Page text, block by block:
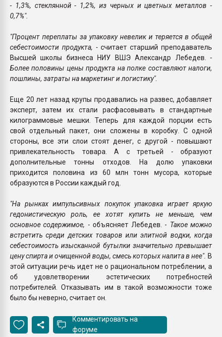
- 1,3%, стеклянной - 1,2%, из черных и цветных металлов -
0,7%".
"Процент переплаты за упаковку невелик и теряется в общей
себестоимости продукта, - считает старший преподаватель
Высшей школы бизнеса НИУ ВШЭ Александр Лебедев. -
Более половины цены продукта на полке составляют налоги,
пошлины, затраты на маркетинг и логистику".
Еще 20 лет назад крупы продавались на развес, добавляет
эксперт, затем их стали расфасовывать в стандартные
килограммовые мешки. Теперь для каждой порции есть
свой отдельный пакет, они сложены в коробку. С одной
стороны, все эти слои стоят денег, с другой - повышают
привлекательность товара. А с третьей - образуют
дополнительные тонны отходов. На долю упаковки
приходится половина из 60 млн тонн мусора, которые
образуются в России каждый год.
"На рынках импульсивных покупок упаковка играет яркую
гедонистическую роль, ее хотят купить не меньше, чем
основное содержимое, - объясняет Лебедев. - Такое можно
встретить среди детских товаров или элитной водки, когда
себестоимость изысканной бутылки значительно превышает
цену спирта и очищенной воды, смесь которых налита в нее". В
этой ситуации речь идет не о рациональном потреблении, а
об удовлетворении эстетических потребностей
потребителей. Отказывать им в такой возможности тоже
было бы неверно, считает он.
Комментировать на
форуме